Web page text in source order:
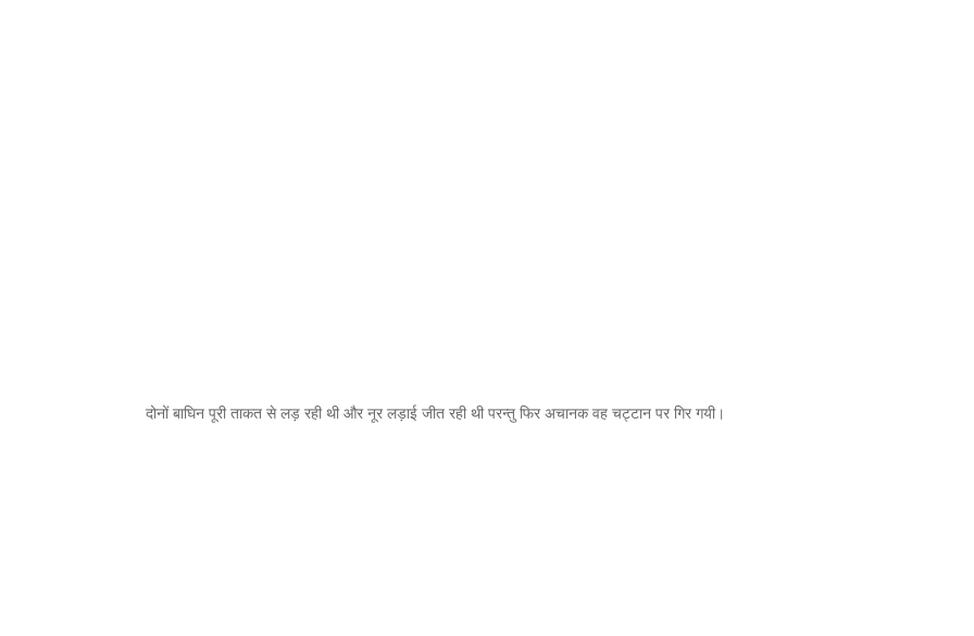
दोनों बाघिन पूरी ताकत से लड़ रही थी और नूर लड़ाई जीत रही थी परन्तु फिर अचानक वह चट्टान पर गिर गयी।